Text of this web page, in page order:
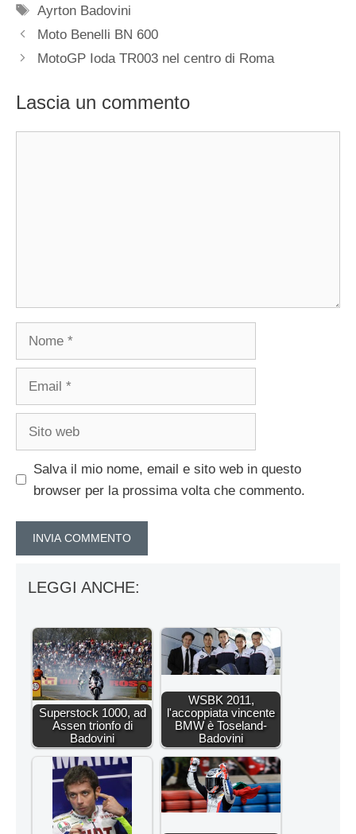
Tag
Ayrton Badovini
Moto Benelli BN 600
MotoGP Ioda TR003 nel centro di Roma
Lascia un commento
Salva il mio nome, email e sito web in questo
browser per la prossima volta che commento.
LEGGI ANCHE:
Superstock 1000, ad
Assen trionfo di
Badovini
WSBK 2011,
l'accoppiata vincente
BMW è Toseland-
Badovini